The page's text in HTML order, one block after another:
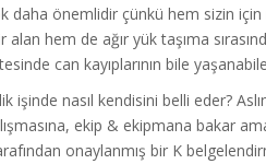
daha önemlidir çünkü hem sizin için
hem de ağır yük taşıma
can kayıplarının bile
işinde nasıl kendisini belli eder?
ekip & ekipmana bakar
onaylanmış bir K